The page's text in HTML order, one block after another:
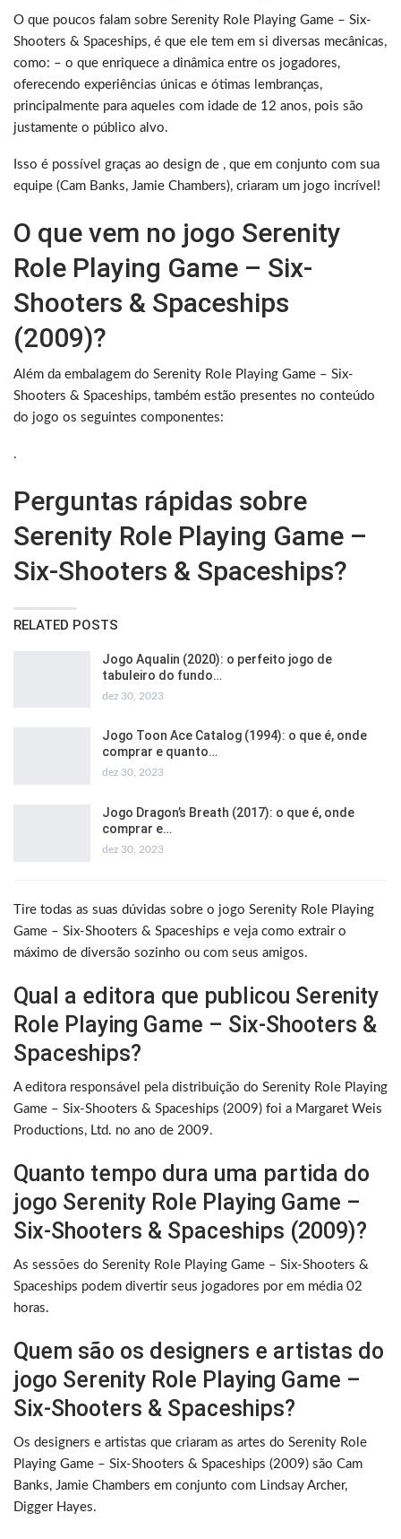
O que poucos falam sobre Serenity Role Playing Game – Six-
Shooters & Spaceships, é que ele tem em si diversas mecânicas,
como: – o que enriquece a dinâmica entre os jogadores,
oferecendo experiências únicas e ótimas lembranças,
principalmente para aqueles com idade de 12 anos, pois são
justamente o público alvo.
Isso é possível graças ao design de , que em conjunto com sua
equipe (Cam Banks, Jamie Chambers), criaram um jogo incrível!
O que vem no jogo Serenity
Role Playing Game – Six-
Shooters & Spaceships
(2009)?
Além da embalagem do Serenity Role Playing Game – Six-
Shooters & Spaceships, também estão presentes no conteúdo
do jogo os seguintes componentes:
.
Perguntas rápidas sobre
Serenity Role Playing Game –
Six-Shooters & Spaceships?
RELATED POSTS
Jogo Aqualin (2020): o perfeito jogo de
tabuleiro do fundo…
dez 30, 2023
Jogo Toon Ace Catalog (1994): o que é, onde
comprar e quanto…
dez 30, 2023
Jogo Dragon’s Breath (2017): o que é, onde
comprar e…
dez 30, 2023
Tire todas as suas dúvidas sobre o jogo Serenity Role Playing
Game – Six-Shooters & Spaceships e veja como extrair o
máximo de diversão sozinho ou com seus amigos.
Qual a editora que publicou Serenity
Role Playing Game – Six-Shooters &
Spaceships?
A editora responsável pela distribuição do Serenity Role Playing
Game – Six-Shooters & Spaceships (2009) foi a Margaret Weis
Productions, Ltd. no ano de 2009.
Quanto tempo dura uma partida do
jogo Serenity Role Playing Game –
Six-Shooters & Spaceships (2009)?
As sessões do Serenity Role Playing Game – Six-Shooters &
Spaceships podem divertir seus jogadores por em média 02
horas.
Quem são os designers e artistas do
jogo Serenity Role Playing Game –
Six-Shooters & Spaceships?
Os designers e artistas que criaram as artes do Serenity Role
Playing Game – Six-Shooters & Spaceships (2009) são Cam
Banks, Jamie Chambers em conjunto com Lindsay Archer,
Digger Hayes.